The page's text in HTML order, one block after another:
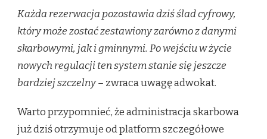
Każda rezerwacja pozostawia dziś ślad cyfrowy,
który może zostać zestawiony zarówno z danymi
skarbowymi, jak i gminnymi. Po wejściu w życie
nowych regulacji ten system stanie się jeszcze
bardziej szczelny – zwraca uwagę adwokat.
Warto przypomnieć, że administracja skarbowa
już dziś otrzymuje od platform szczegółowe